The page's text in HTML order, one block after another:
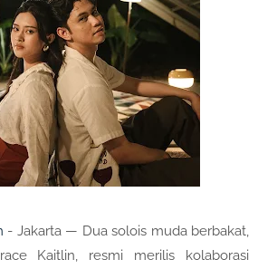
- Jakarta — Dua solois muda berbakat,
Kaitlin, resmi merilis kolaborasi